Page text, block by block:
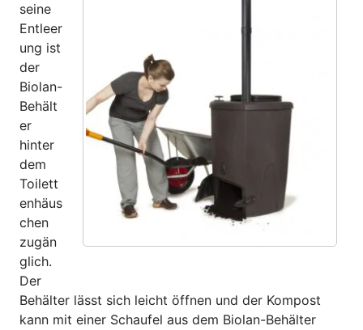
seine
Entleer
ung ist
der
Biolan-
Behält
er
hinter
dem
Toilett
enhäus
chen
zugän
glich.
Der
Behälter lässt sich leicht öffnen und der Kompost
kann mit einer Schaufel aus dem Biolan-Behälter